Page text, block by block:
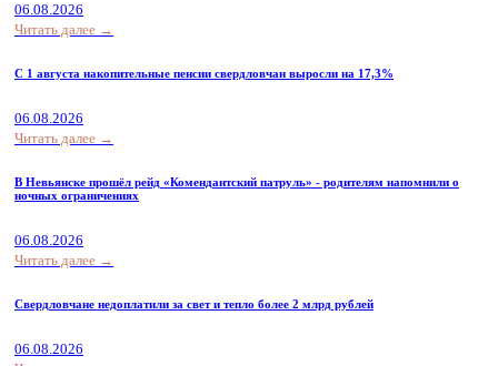
06.08.2026
Читать далее →
С 1 августа накопительные пенсии свердловчан выросли на 17,3%
06.08.2026
Читать далее →
В Невьянске прошёл рейд «Комендантский патруль» - родителям напомнили о
ночных ограничениях
06.08.2026
Читать далее →
Свердловчане недоплатили за свет и тепло более 2 млрд рублей
06.08.2026